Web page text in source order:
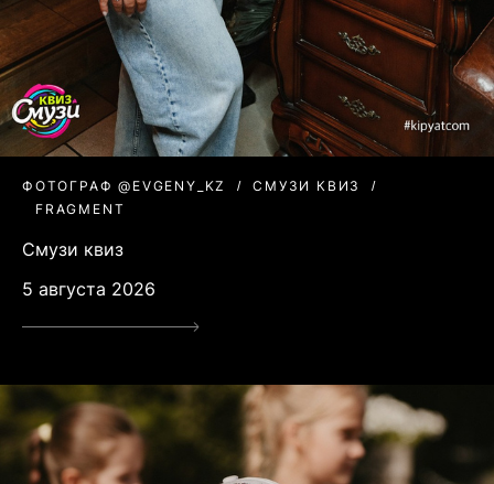
ФОТОГРАФ @EVGENY_KZ
СМУЗИ КВИЗ
FRAGMENT
Смузи квиз
5 августа 2026